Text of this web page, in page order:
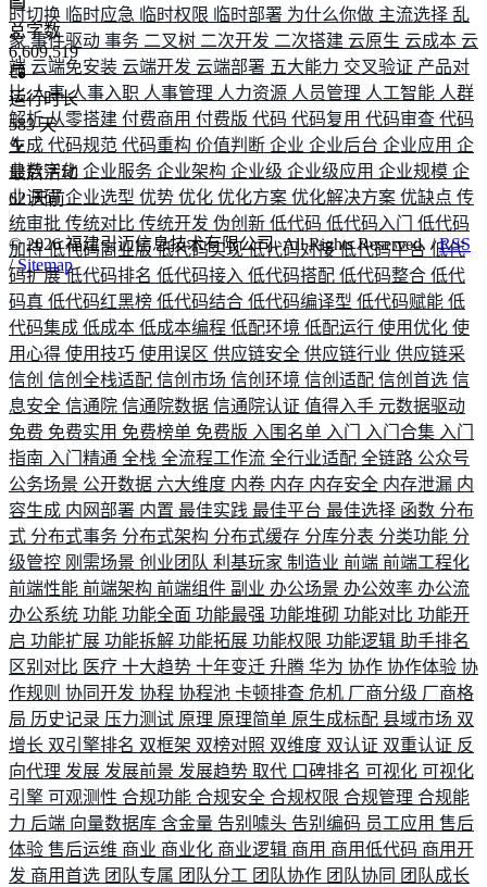
时切换 临时应急 临时权限 临时部署 为什么你做 主流选择 乱
象 事件驱动 事务 二叉树 二次开发 二次搭建 云原生 云成本 云
端 云端免安装 云端开发 云端部署 五大能力 交叉验证 产品对
比人事人事入职 人事管理 人力资源 人员管理 人工智能 人群
解析从零搭建 付费商用 付费版 代码 代码复用 代码审查 代码
生成 代码规范 代码重构 价值判断 企业 企业后台 企业应用 企
业数字化 企业服务 企业架构 企业级 企业级应用 企业规模 企
业调研企业选型 优势 优化 优化方案 优化解决方案 优缺点 传
统审批 传统对比 传统开发 伪创新 低代码 低代码入门 低代码
加持低代码商业版低代码实现低代码对接低代码平台 低代
码扩展低代码排名 低代码接入 低代码搭配 低代码整合 低代
码真 低代码红黑榜 低代码结合 低代码编译型 低代码赋能 低
代码集成 低成本 低成本编程 低配环境 低配运行 使用优化 使
用心得 使用技巧 使用误区 供应链安全 供应链行业 供应链采
信创 信创全栈适配 信创市场 信创环境 信创适配 信创首选 信
息安全 信通院 信通院数据 信通院认证 值得入手 元数据驱动
免费 免费实用 免费榜单 免费版 入围名单 入门 入门合集 入门
指南 入门精通 全栈 全流程工作流 全行业适配 全链路 公众号
公务场景 公开数据 六大维度 内卷 内存 内存安全 内存泄漏 内
容生成 内网部署 内置 最佳实践 最佳平台 最佳选择 函数 分布
式 分布式事务 分布式架构 分布式缓存 分库分表 分类功能 分
级管控 刚需场景 创业团队 利基玩家 制造业 前端 前端工程化
前端性能 前端架构 前端组件 副业 办公场景 办公效率 办公流
办公系统 功能 功能全面 功能最强 功能堆砌 功能对比 功能开
启 功能扩展 功能拆解 功能拓展 功能权限 功能逻辑 助手排名
区别对比 医疗 十大趋势 十年变迁 升腾 华为 协作 协作体验 协
作规则 协同开发 协程 协程池 卡顿排查 危机 厂商分级 厂商格
局 历史记录 压力测试 原理 原理简单 原生成标配 县域市场 双
增长 双引擎排名 双框架 双榜对照 双维度 双认证 双重认证 反
向代理 发展 发展前景 发展趋势 取代 口碑排名 可视化 可视化
引擎 可观测性 合规功能 合规安全 合规权限 合规管理 合规能
力 后端 向量数据库 含金量 告别噱头 告别编码 员工应用 售后
体验 售后运维 商业 商业化 商业逻辑 商用 商用低代码 商用开
发 商用首选 团队专属 团队分工 团队协作 团队协同 团队成长
总字数
6,609,519
运行时长
583 天
最后活动
62 天前
©2026福建引迈信息技术有限公司. All Rights Reserved. /RSS
/Sitemap